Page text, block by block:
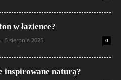
w łazience?
- 5 sierpnia 2025 0
inspirowane naturą?